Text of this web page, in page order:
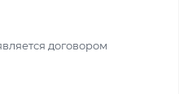
договором